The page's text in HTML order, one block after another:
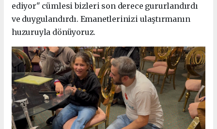
ediyor" cümlesi bizleri son derece gururlandırdı
ve duygulandırdı. Emanetlerinizi ulaştırmanın
huzuruyla dönüyoruz.